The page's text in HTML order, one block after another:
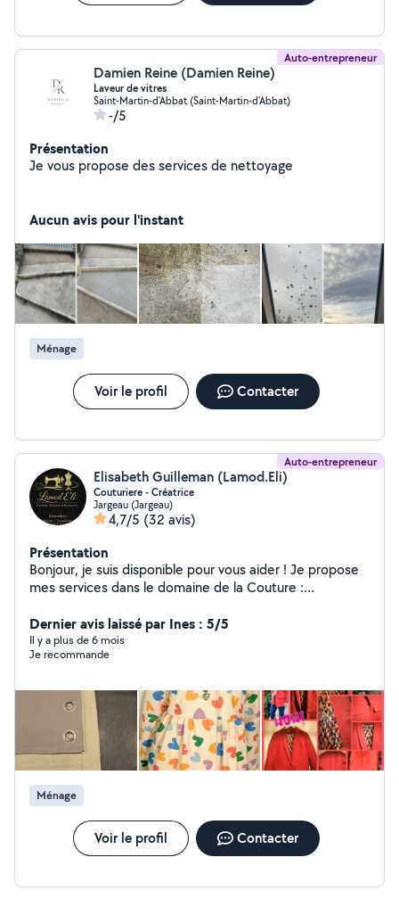
votre domicile. Nous intervenons sur facture ou via le
contacter pour tout renseign
Auto-entrepreneur
Damien Reine (Damien Reine)
Laveur de vitres
Saint-Martin-d'Abbat (Saint-Martin-d'Abbat)
-/5
Présentation
Je vous propose des services de nettoyage
Aucun avis pour l'instant
Ménage
Voir le profil Contacter
Auto-entrepreneur
Elisabeth Guilleman (Lamod.Eli)
Couturiere - Créatrice
Jargeau (Jargeau)
4,7/5 (32 avis)
Présentation
Bonjour, je suis disponible pour vous aider ! Je propose
mes services dans le domaine de la Couture :
customisation, petits travaux de couture à la main ou à
la machine. * Travail soigné, rapide et fiable * À l'écoute
de vos besoins * Tarifs abordables N'hésitez pas à me
Dernier avis laissé par Ines : 5/5
Il y a plus de 6 mois
Je recommande
Ménage
Voir le profil Contacter